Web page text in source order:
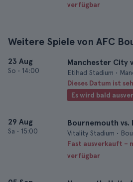
verfügbar
Weitere Spiele von AFC
23 Aug
So • 14:00
Manchester City
Etihad Stadium •
Dieses Datum ist
Es wird bald
29 Aug
Sa • 15:00
Bournemouth vs.
Vitality Stadium •
Fast ausverkauft –
verfügbar